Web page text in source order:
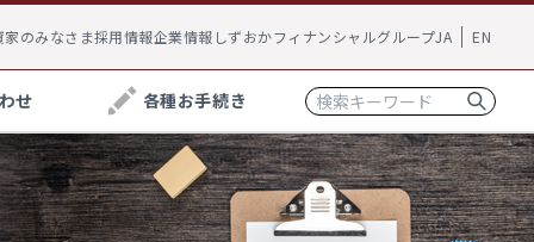
家のみなさま採用情報企業情報 しずおかフィナンシャルグループJA EN
せ 各種お手続き